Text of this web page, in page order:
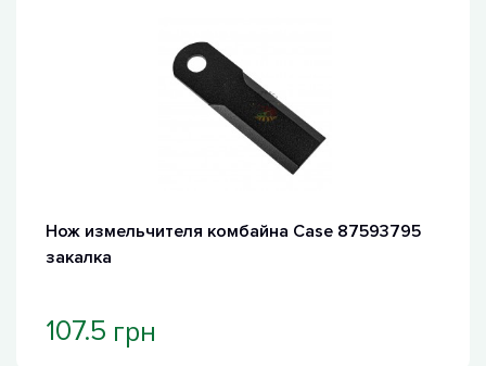
Нож измельчителя комбайна Case 87593795
закалка
107.5 грн